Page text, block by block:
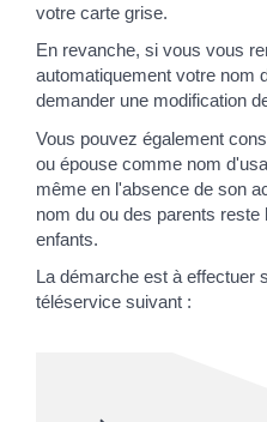
votre carte grise.
En revanche, si vous vous
automatiquement votre nom
demander une modification
Vous pouvez également
ou épouse comme nom
même en l'absence de son
nom du ou des parents
enfants.
La démarche est à effectuer
téléservice suivant :